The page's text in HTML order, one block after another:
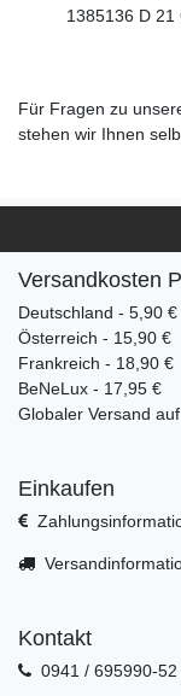
1385136 D 21
Für Fragen zu
stehen wir Ihnen
Versandkosten
Deutschland - 5,90
Österreich - 15,90 €
Frankreich - 18,90 €
BeNeLux - 17,95 €
Globaler Versand auf
Einkaufen
Kontakt
0941 / 695990-52